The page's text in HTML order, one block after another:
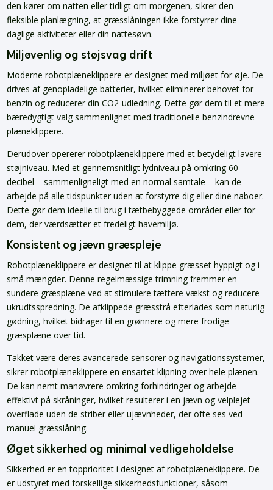
den kører om natten eller tidligt om morgenen, sikrer den
fleksible planlægning, at græsslåningen ikke forstyrrer dine
daglige aktiviteter eller din nattesøvn.
Miljøvenlig og støjsvag drift
Moderne robotplæneklippere er designet med miljøet for øje. De
drives af genopladelige batterier, hvilket eliminerer behovet for
benzin og reducerer din CO2-udledning. Dette gør dem til et mere
bæredygtigt valg sammenlignet med traditionelle benzindrevne
plæneklippere.
Derudover opererer robotplæneklippere med et betydeligt lavere
støjniveau. Med et gennemsnitligt lydniveau på omkring 60
decibel – sammenligneligt med en normal samtale – kan de
arbejde på alle tidspunkter uden at forstyrre dig eller dine naboer.
Dette gør dem ideelle til brug i tætbebyggede områder eller for
dem, der værdsætter et fredeligt havemiljø.
Konsistent og jævn græspleje
Robotplæneklippere er designet til at klippe græsset hyppigt og i
små mængder. Denne regelmæssige trimning fremmer en
sundere græsplæne ved at stimulere tættere vækst og reducere
ukrudtsspredning. De afklippede græsstrå efterlades som naturlig
gødning, hvilket bidrager til en grønnere og mere frodige
græsplæne over tid.
Takket være deres avancerede sensorer og navigationssystemer,
sikrer robotplæneklippere en ensartet klipning over hele plænen.
De kan nemt manøvrere omkring forhindringer og arbejde
effektivt på skråninger, hvilket resulterer i en jævn og velplejet
overflade uden de striber eller ujævnheder, der ofte ses ved
manuel græsslåning.
Øget sikkerhed og minimal vedligeholdelse
Sikkerhed er en topprioritet i designet af robotplæneklippere. De
er udstyret med forskellige sikkerhedsfunktioner, såsom